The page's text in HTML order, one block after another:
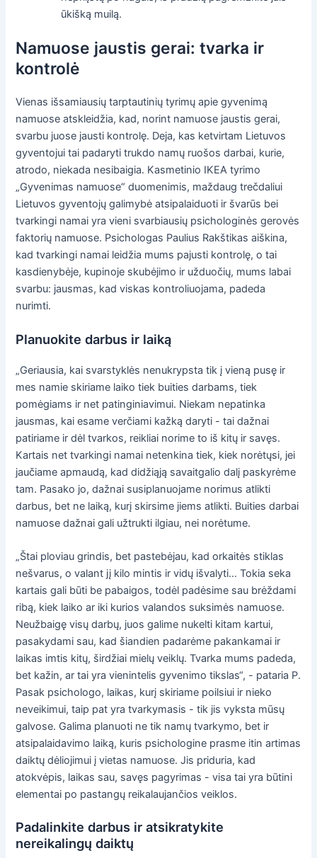
ūkišką muilą.
Namuose jaustis gerai: tvarka ir
kontrolė
Vienas išsamiausių tarptautinių tyrimų apie gyvenimą
namuose atskleidžia, kad, norint namuose jaustis gerai,
svarbu juose jausti kontrolę. Deja, kas ketvirtam Lietuvos
gyventojui tai padaryti trukdo namų ruošos darbai, kurie,
atrodo, niekada nesibaigia. Kasmetinio IKEA tyrimo
„Gyvenimas namuose“ duomenimis, maždaug trečdaliui
Lietuvos gyventojų galimybė atsipalaiduoti ir švarūs bei
tvarkingi namai yra vieni svarbiausių psichologinės gerovės
faktorių namuose. Psichologas Paulius Rakštikas aiškina,
kad tvarkingi namai leidžia mums pajusti kontrolę, o tai
kasdienybėje, kupinoje skubėjimo ir užduočių, mums labai
svarbu: jausmas, kad viskas kontroliuojama, padeda
nurimti.
Planuokite darbus ir laiką
„Geriausia, kai svarstyklės nenukrypsta tik į vieną pusę ir
mes namie skiriame laiko tiek buities darbams, tiek
pomėgiams ir net patinginiavimui. Niekam nepatinka
jausmas, kai esame verčiami kažką daryti - tai dažnai
patiriame ir dėl tvarkos, reikliai norime to iš kitų ir savęs.
Kartais net tvarkingi namai netenkina tiek, kiek norėtųsi, jei
jaučiame apmaudą, kad didžiąją savaitgalio dalį paskyrėme
tam. Pasako jo, dažnai susiplanuojame norimus atlikti
darbus, bet ne laiką, kurį skirsime jiems atlikti. Buities darbai
namuose dažnai gali užtrukti ilgiau, nei norėtume.
„Štai ploviau grindis, bet pastebėjau, kad orkaitės stiklas
nešvarus, o valant jį kilo mintis ir vidų išvalyti… Tokia seka
kartais gali būti be pabaigos, todėl padėsime sau brėždami
ribą, kiek laiko ar iki kurios valandos suksimės namuose.
Neužbaigę visų darbų, juos galime nukelti kitam kartui,
pasakydami sau, kad šiandien padarėme pakankamai ir
laikas imtis kitų, širdžiai mielų veiklų. Tvarka mums padeda,
bet kažin, ar tai yra vienintelis gyvenimo tikslas“, - pataria P.
Pasak psichologo, laikas, kurį skiriame poilsiui ir nieko
neveikimui, taip pat yra tvarkymasis - tik jis vyksta mūsų
galvose. Galima planuoti ne tik namų tvarkymo, bet ir
atsipalaidavimo laiką, kuris psichologine prasme itin artimas
daiktų dėliojimui į vietas namuose. Jis priduria, kad
atokvėpis, laikas sau, savęs pagyrimas - visa tai yra būtini
elementai po pastangų reikalaujančios veiklos.
Padalinkite darbus ir atsikratykite
nereikalingų daiktų